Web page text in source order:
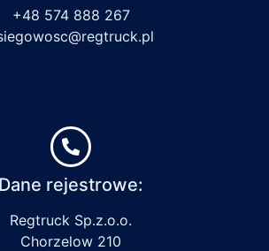
+48 574 888 267
Dane rejestrowe:
Regtruck Sp.z.o.o.
Chorzelow 210